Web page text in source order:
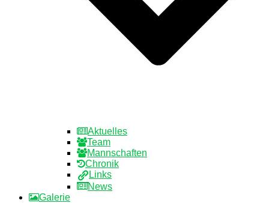
Aktuelles
Team
Mannschaften
Chronik
Links
News
Galerie